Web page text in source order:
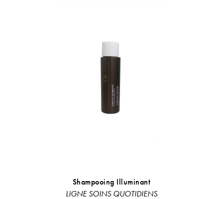
Shampooing Illuminant
LIGNE SOINS QUOTIDIENS